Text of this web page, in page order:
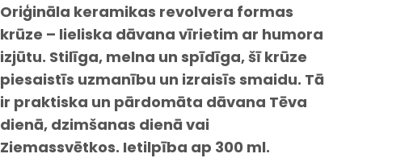
Oriģināla keramikas revolvera formas
krūze – lieliska dāvana vīrietim ar humora
izjūtu. Stilīga, melna un spīdīga, šī krūze
piesaistīs uzmanību un izraisīs smaidu. Tā
ir praktiska un pārdomāta dāvana Tēva
dienā, dzimšanas dienā vai
Ziemassvētkos. Ietilpība ap 300 ml.